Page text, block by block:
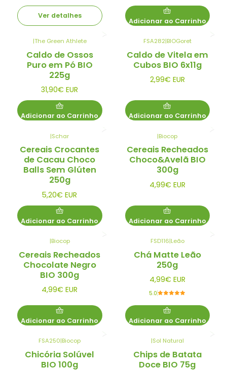
Ver detalhes
Adicionar ao Carrinho
|The Green Athlete
Caldo de Ossos
Puro em Pó BIO
225g
31,90€ EUR
Adicionar ao Carrinho
FSA282|BIOGoret
Caldo de Vitela em
Cubos BIO 6x11g
2,99€ EUR
Adicionar ao Carrinho
|Schar
Cereais Crocantes
de Cacau Choco
Balls Sem Glúten
250g
5,20€ EUR
Adicionar ao Carrinho
|Biocop
Cereais Recheados
Choco&Avelã BIO
300g
4,99€ EUR
Adicionar ao Carrinho
|Biocop
Cereais Recheados
Chocolate Negro
BIO 300g
4,99€ EUR
Adicionar ao Carrinho
FSD116|Leão
Chá Matte Leão
250g
4,99€ EUR
5.0
Adicionar ao Carrinho
FSA250|Biocop
Chicória Solúvel
BIO 100g
|Sol Natural
Chips de Batata
Doce BIO 75g